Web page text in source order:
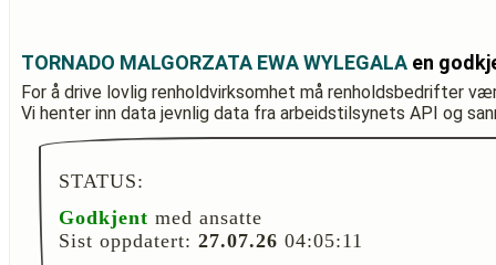
TORNADO MALGORZATA EWA WYLEGALA en
For å drive lovlig renholdvirksomhet må renholdsbedrifter
Vi henter inn data jevnlig data fra arbeidstilsynets API og
STATUS:
Godkjent med ansatte
Sist oppdatert: 27.07.26 04:05:11